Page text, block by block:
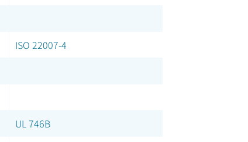
ISO 22007-4
UL 746B